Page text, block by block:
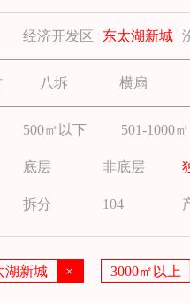
经济开发区 东太湖新城
八坼 横扇
500㎡以下 501-1000㎡
底层 非底层
拆分 104
湖新城 × 3000㎡以上